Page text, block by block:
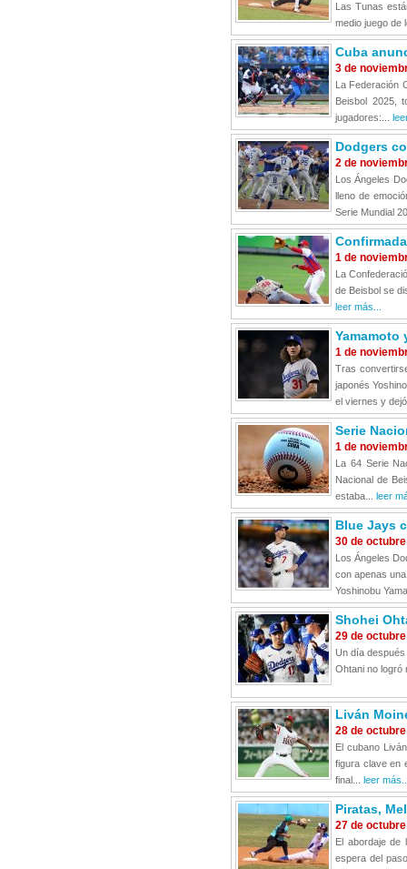
Las Tunas
medio juego de
Cuba
3 de
La Federación
Beisbol 2025,
jugadores:...
Dodgers
2 de
Los Ángeles
lleno de
Serie Mundial
1 de
La
de Beisbol se
leer más...
Yamamoto
1 de
Tras
japonés
el viernes y
Serie
1 de
La 64 Serie
Nacional de
estaba... leer
Blue Jays
30 de
Los Ángeles
con apenas
Yoshinobu
Shohei
29 de
Un día después
Ohtani no logró
Liván
28 de
El cubano
figura clave en
final... leer
Piratas,
27 de
El abordaje de
espera del